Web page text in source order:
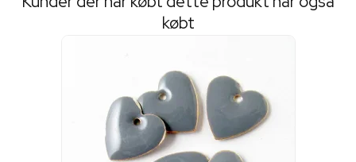
købt